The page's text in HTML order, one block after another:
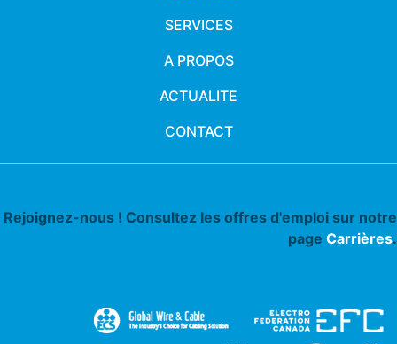
SERVICES
A PROPOS
ACTUALITE
CONTACT
Rejoignez-nous ! Consultez les offres d'emploi sur notre
page Carrières.